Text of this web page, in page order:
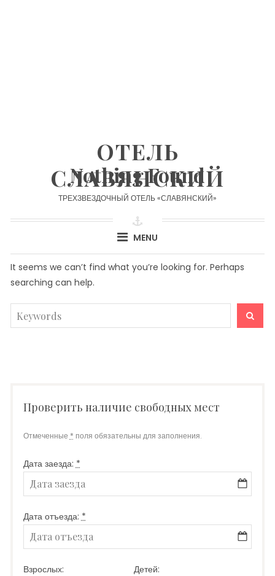
ОТЕЛЬ
СЛАВЯНСКИЙ
ТРЕХЗВЕЗДОЧНЫЙ ОТЕЛЬ «СЛАВЯНСКИЙ»
MENU
Nothing Found
It seems we can’t find what you’re looking for. Perhaps
searching can help.
Search
for:
Проверить наличие свободных мест
Отмеченные * поля обязательны для заполнения.
Дата заезда: *
Дата отъезда: *
Взрослых: Детей: